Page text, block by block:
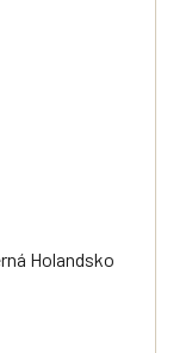
Holandsko